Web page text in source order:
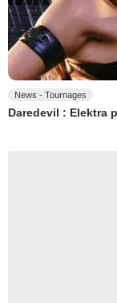
News - Tournages
Daredevil : Elektra